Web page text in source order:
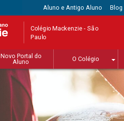
Aluno e Antigo Aluno Blog
Colégio Mackenzie - São
Paulo
Novo Portal do
Aluno
O Colégio